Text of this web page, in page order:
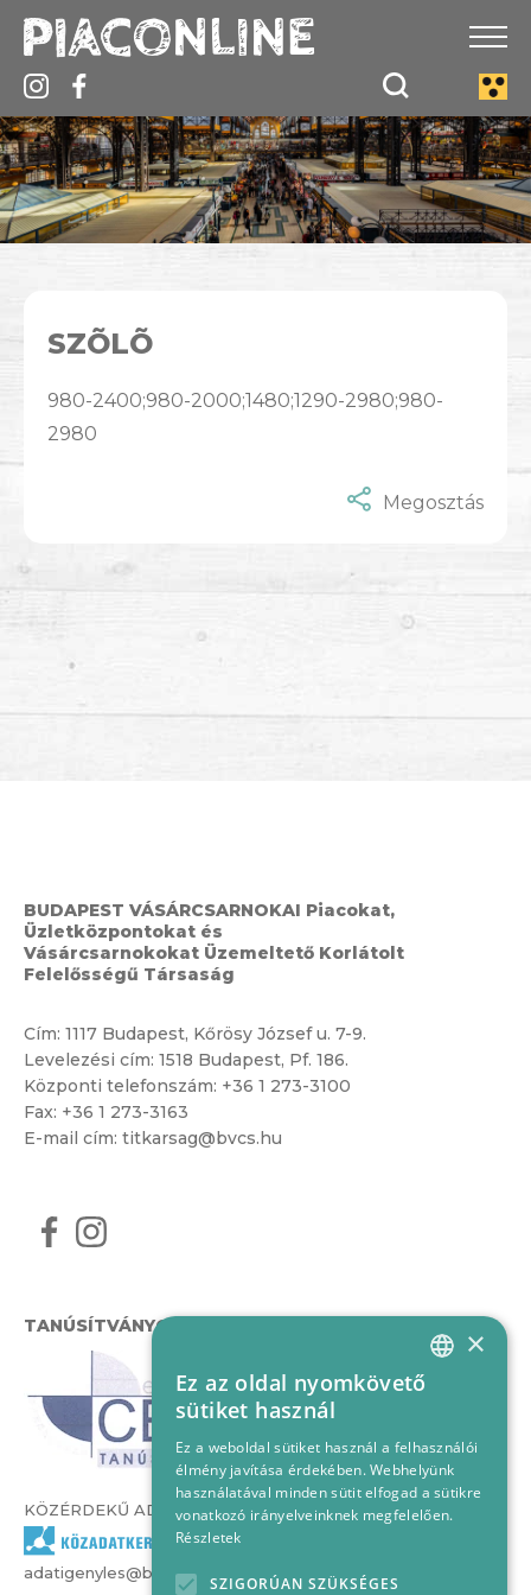
SZÕLÕ
980-2400;980-2000;1480;1290-2980;980-
2980
Megosztás
BUDAPEST VÁSÁRCSARNOKAI Piacokat,
Üzletközpontokat és
Vásárcsarnokokat Üzemeltető Korlátolt
Felelősségű Társaság
Cím: 1117 Budapest, Kőrösy József u. 7-9.
Levelezési cím: 1518 Budapest, Pf. 186.
Központi telefonszám: +36 1 273-3100
Fax: +36 1 273-3163
E-mail cím: titkarsag@bvcs.hu
TANÚSÍTVÁNYOK
KÖZÉRDEKŰ ADATOK
adatigenyles@bvcs.hu
HUNGARIAN
×
Ez az oldal nyomkövető
sütiket használ
Ez a weboldal sütiket használ a felhasználói
élmény javítása érdekében. Webhelyünk
használatával minden sütit elfogad a sütikre
vonatkozó irányelveinknek megfelelően.
Részletek
SZIGORÚAN SZÜKSÉGES